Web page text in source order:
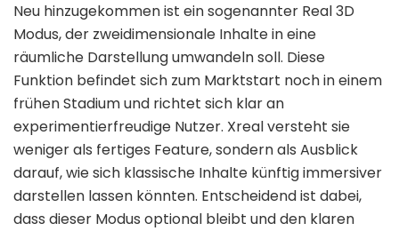
Neu hinzugekommen ist ein sogenannter Real 3D
Modus, der zweidimensionale Inhalte in eine
räumliche Darstellung umwandeln soll. Diese
Funktion befindet sich zum Marktstart noch in einem
frühen Stadium und richtet sich klar an
experimentierfreudige Nutzer. Xreal versteht sie
weniger als fertiges Feature, sondern als Ausblick
darauf, wie sich klassische Inhalte künftig immersiver
darstellen lassen könnten. Entscheidend ist dabei,
dass dieser Modus optional bleibt und den klaren